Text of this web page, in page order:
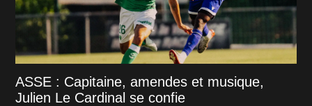
ASSE : Capitaine, amendes et musique,
Julien Le Cardinal se confie